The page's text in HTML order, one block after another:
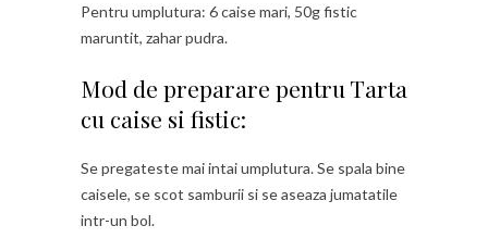
Pentru umplutura: 6 caise mari, 50g fistic
maruntit, zahar pudra.
Mod de preparare pentru Tarta
cu caise si fistic:
Se pregateste mai intai umplutura. Se spala bine
caisele, se scot samburii si se aseaza jumatatile
intr-un bol.